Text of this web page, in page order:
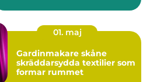
01. maj
Gardinmakare skåne
skräddarsydda textilier som
formar rummet